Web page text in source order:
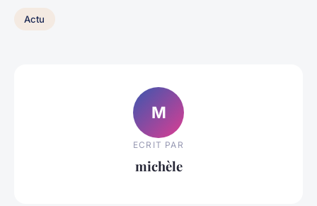
Actu
M
ECRIT PAR
michèle